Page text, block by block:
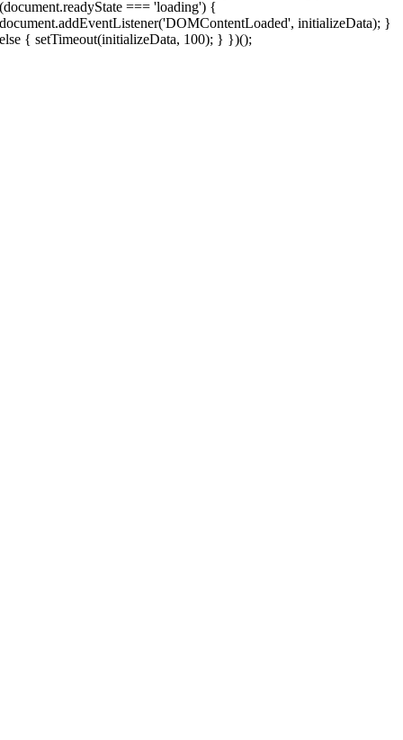
(document.readyState === 'loading') {
document.addEventListener('DOMContentLoaded', initializeData); }
else { setTimeout(initializeData, 100); } })();